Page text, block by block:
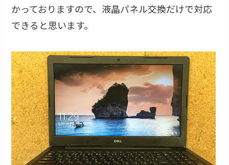
かっておりますので、液晶パネル交換だけで対応
できると思います。